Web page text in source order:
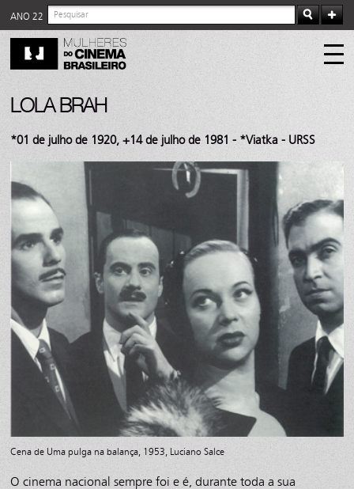
ANO 22
LOLA BRAH
*01 de julho de 1920, +14 de julho de 1981 - *Viatka - URSS
Cena de Uma pulga na balança, 1953, Luciano Salce
O cinema nacional sempre foi e é, durante toda a sua